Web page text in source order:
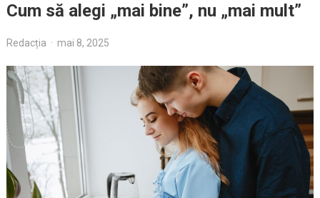
Cum să alegi „mai bine”, nu „mai mult”
Redacția · mai 8, 2025